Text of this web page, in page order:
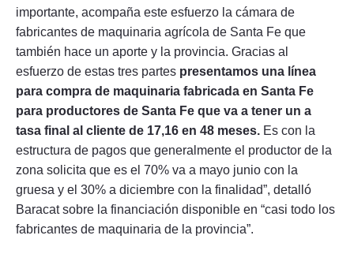
importante, acompaña este esfuerzo la cámara de
fabricantes de maquinaria agrícola de Santa Fe que
también hace un aporte y la provincia. Gracias al
esfuerzo de estas tres partes presentamos una línea
para compra de maquinaria fabricada en Santa Fe
para productores de Santa Fe que va a tener un a
tasa final al cliente de 17,16 en 48 meses. Es con la
estructura de pagos que generalmente el productor de la
zona solicita que es el 70% va a mayo junio con la
gruesa y el 30% a diciembre con la finalidad”, detalló
Baracat sobre la financiación disponible en “casi todo los
fabricantes de maquinaria de la provincia”.